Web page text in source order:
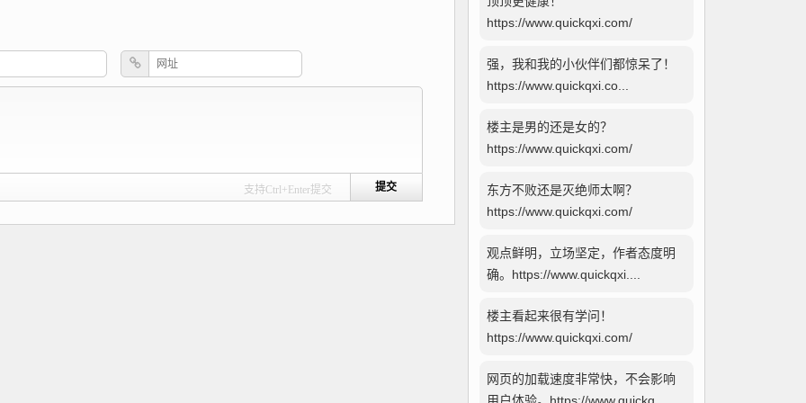
支持Ctrl+Enter提交
https://www.quickqxi.com/
强，我和我的小伙伴们都惊呆了！
https://www.quickqxi.co...
楼主是男的还是女的？
https://www.quickqxi.com/
东方不败还是灭绝师太啊？
https://www.quickqxi.com/
观点鲜明，立场坚定，作者态度明
确。https://www.quickqxi....
楼主看起来很有学问！
https://www.quickqxi.com/
网页的加载速度非常快，不会影响